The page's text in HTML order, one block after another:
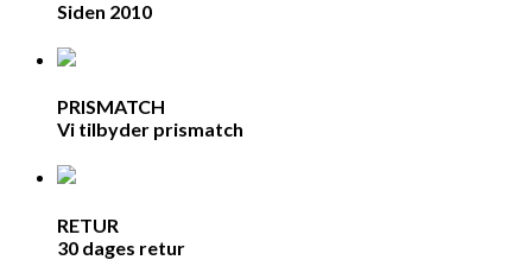
Siden 2010
PRISMATCH
Vi tilbyder prismatch
RETUR
30 dages retur